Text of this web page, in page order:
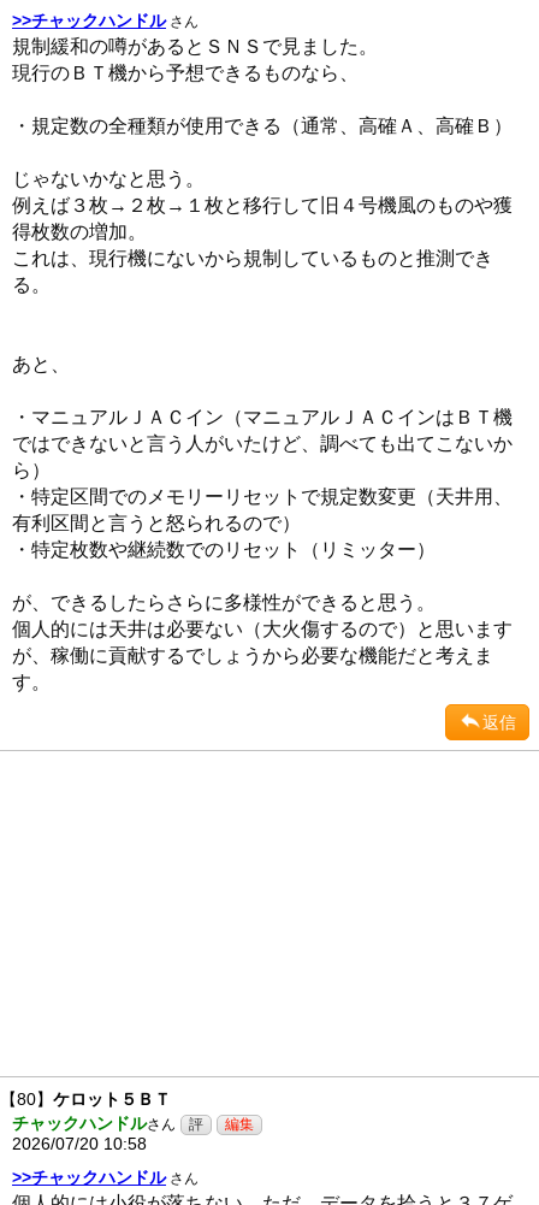
>>チャックハンドルさん
規制緩和の噂があるとＳＮＳで見ました。
現行のＢＴ機から予想できるものなら、
・規定数の全種類が使用できる（通常、高確Ａ、高確Ｂ）
じゃないかなと思う。
例えば３枚→２枚→１枚と移行して旧４号機風のものや獲
得枚数の増加。
これは、現行機にないから規制しているものと推測でき
る。
あと、
・マニュアルＪＡＣイン（マニュアルＪＡＣインはＢＴ機
ではできないと言う人がいたけど、調べても出てこないか
ら）
・特定区間でのメモリーリセットで規定数変更（天井用、
有利区間と言うと怒られるので）
・特定枚数や継続数でのリセット（リミッター）
が、できるしたらさらに多様性ができると思う。
個人的には天井は必要ない（大火傷するので）と思います
が、稼働に貢献するでしょうから必要な機能だと考えま
す。
返信
【80】 ケロット５ＢＴ
チャックハンドルさん
2026/07/20 10:58
>>チャックハンドルさん